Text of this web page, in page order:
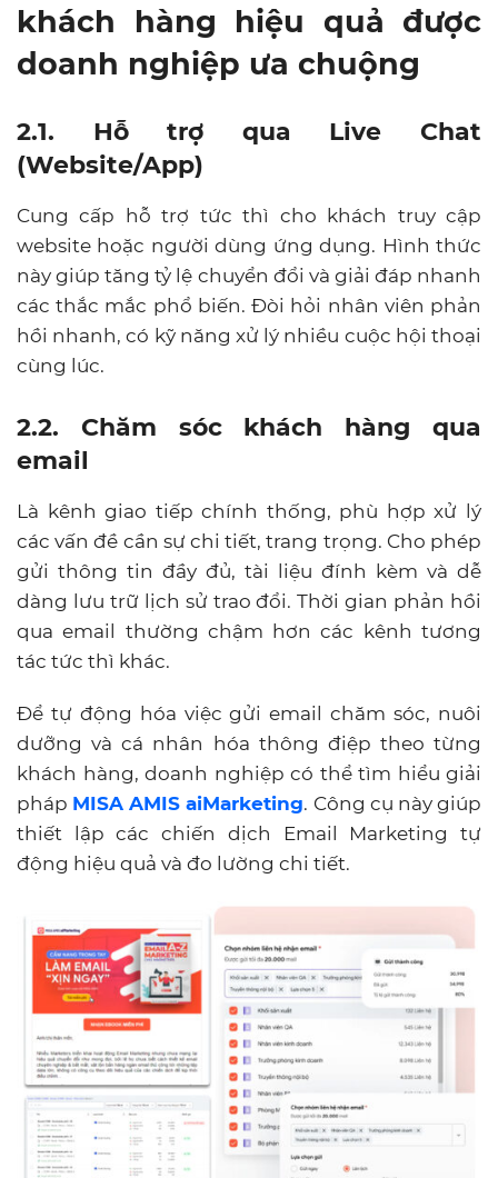
khách hàng hiệu quả được
doanh nghiệp ưa chuộng
2.1. Hỗ trợ qua Live Chat
(Website/App)
Cung cấp hỗ trợ tức thì cho khách truy cập
website hoặc người dùng ứng dụng. Hình thức
này giúp tăng tỷ lệ chuyển đổi và giải đáp nhanh
các thắc mắc phổ biến. Đòi hỏi nhân viên phản
hồi nhanh, có kỹ năng xử lý nhiều cuộc hội thoại
cùng lúc.
2.2. Chăm sóc khách hàng qua
email
Là kênh giao tiếp chính thống, phù hợp xử lý
các vấn đề cần sự chi tiết, trang trọng. Cho phép
gửi thông tin đầy đủ, tài liệu đính kèm và dễ
dàng lưu trữ lịch sử trao đổi. Thời gian phản hồi
qua email thường chậm hơn các kênh tương
tác tức thì khác.
Để tự động hóa việc gửi email chăm sóc, nuôi
dưỡng và cá nhân hóa thông điệp theo từng
khách hàng, doanh nghiệp có thể tìm hiểu giải
pháp MISA AMIS aiMarketing. Công cụ này giúp
thiết lập các chiến dịch Email Marketing tự
động hiệu quả và đo lường chi tiết.